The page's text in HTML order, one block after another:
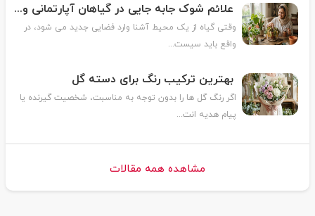
علائم شوک جابه جایی در گیاهان آپارتمانی و روش درمان آن
وقتی گیاه از یک محیط آشنا وارد فضایی جدید می شود، در
واقع باید سیست...
بهترین ترکیب رنگ برای دسته گل
اگر رنگ گل ها را بدون توجه به مناسبت، شخصیت گیرنده یا
پیام هدیه انت...
مشاهده همه مقالات